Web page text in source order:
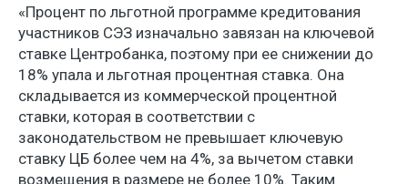
«Процент по льготной программе кредитования
участников СЭЗ изначально завязан на ключевой
ставке Центробанка, поэтому при ее снижении до
18% упала и льготная процентная ставка. Она
складывается из коммерческой процентной
ставки, которая в соответствии с
законодательством не превышает ключевую
ставку ЦБ более чем на 4%, за вычетом ставки
возмещения в размере не более 10%. Таким